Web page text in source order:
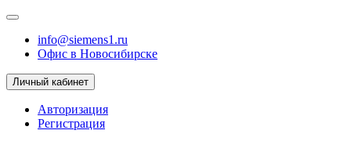
info@siemens1.ru
Офис в Новосибирске
Личный кабинет
Авторизация
Регистрация